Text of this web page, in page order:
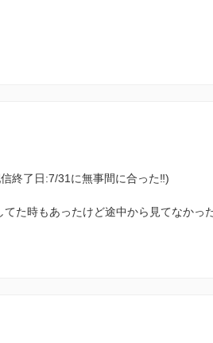
終了日:7/31に無事間に合った‼︎)
た時もあったけど途中から見てなかっ